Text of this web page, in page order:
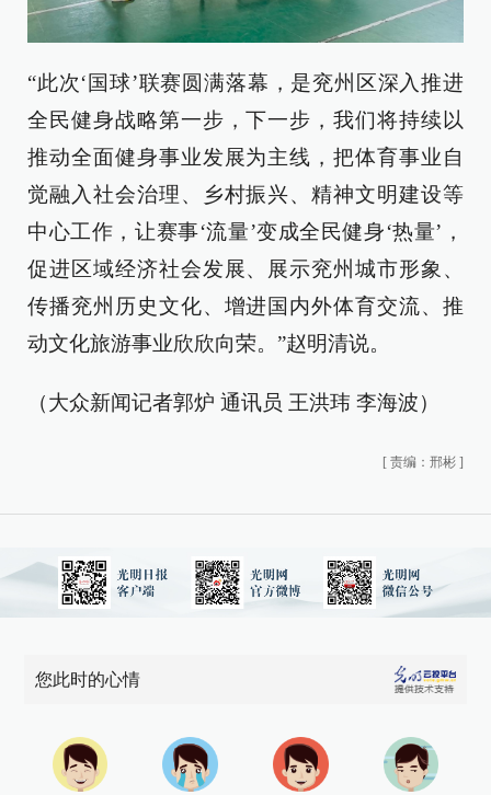
“此次‘国球’联赛圆满落幕，是兖州区深入推进
全民健身战略第一步，下一步，我们将持续以
推动全面健身事业发展为主线，把体育事业自
觉融入社会治理、乡村振兴、精神文明建设等
中心工作，让赛事‘流量’变成全民健身‘热量’，
促进区域经济社会发展、展示兖州城市形象、
传播兖州历史文化、增进国内外体育交流、推
动文化旅游事业欣欣向荣。”赵明清说。
（大众新闻记者郭炉 通讯员 王洪玮 李海波）
[ 责编：邢彬 ]
您此时的心情